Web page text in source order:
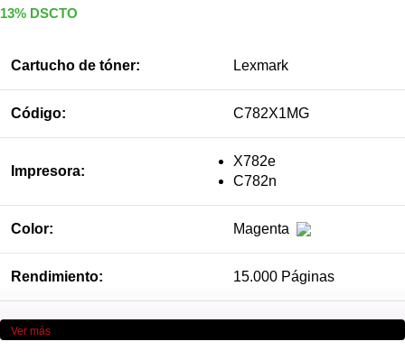
13% DSCTO
Cartucho de tóner: Lexmark
Código: C782X1MG
Impresora:
X782e
C782n
Color: Magenta
Rendimiento: 15.000 Páginas
Ver más